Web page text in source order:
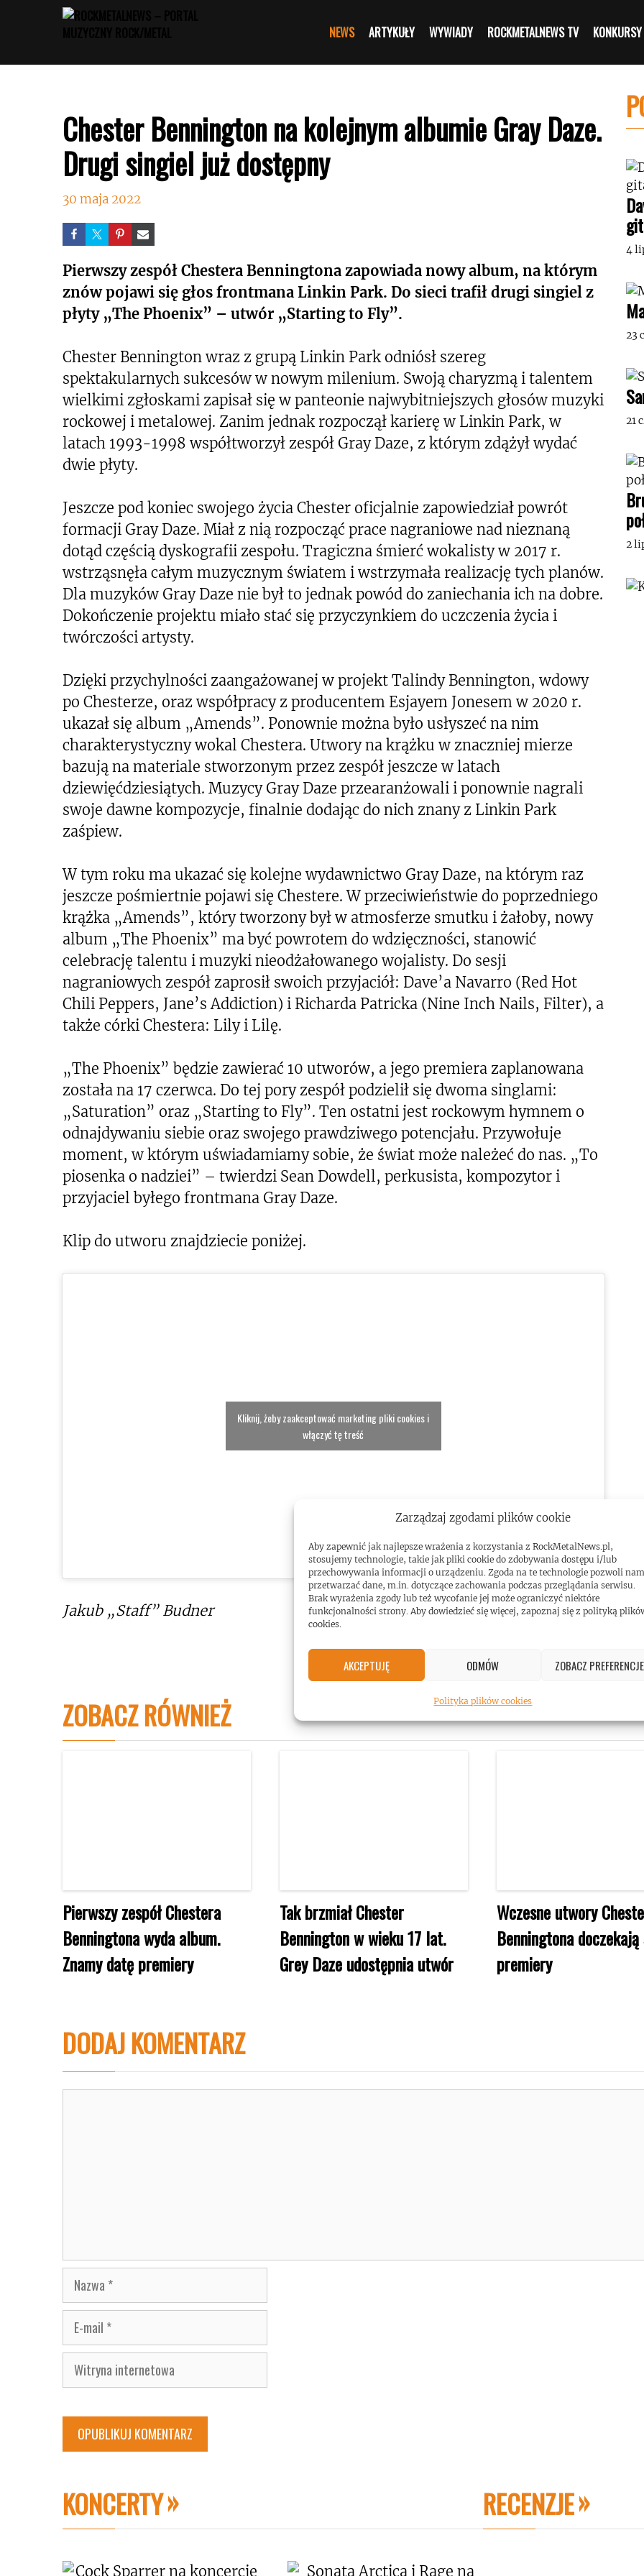
Zarządzaj zgodami plików cookie
Aby zapewnić jak najlepsze wrażenia z korzystania z RockMetalNews.pl,
stosujemy technologie, takie jak pliki cookie do zdobywania dostępu i/lub
przechowywania informacji o urządzeniu. Zgoda na te technologie pozwoli nam
przetwarzać dane, m.in. dotyczące zachowania podczas przeglądania serwisu.
Brak wyrażenia zgody lub też wycofanie jej może ograniczyć niektóre
funkcjonalności strony. Aby dowiedzieć się więcej, zapoznaj się z polityką
cookies.
AKCEPTUJĘ ODMÓW ZOBACZ PREFERENCJE
Polityka plików cookies
NEWS ARTYKUŁY WYWIADY ROCKMETALNEWS TV KONKURSY
Chester Bennington na kolejnym albumie Gray Daze.
Drugi singiel już dostępny
30 maja 2022
Pierwszy zespół Chestera Benningtona zapowiada nowy album, na którym
znów pojawi się głos frontmana Linkin Park. Do sieci trafił drugi singiel z
płyty „The Phoenix” – utwór „Starting to Fly”.
Chester Bennington wraz z grupą Linkin Park odniósł szereg
spektakularnych sukcesów w nowym milenium. Swoją charyzmą i talentem
wielkimi zgłoskami zapisał się w panteonie najwybitniejszych głosów muzyki
rockowej i metalowej. Zanim jednak rozpoczął karierę w Linkin Park, w
latach 1993-1998 współtworzył zespół Gray Daze, z którym zdążył wydać
dwie płyty.
Jeszcze pod koniec swojego życia Chester oficjalnie zapowiedział powrót
formacji Gray Daze. Miał z nią rozpocząć prace nagraniowe nad nieznaną
dotąd częścią dyskografii zespołu. Tragiczna śmierć wokalisty w 2017 r.
wstrząsnęła całym muzycznym światem i wstrzymała realizację tych planów.
Dla muzyków Gray Daze nie był to jednak powód do zaniechania ich na dobre.
Dokończenie projektu miało stać się przyczynkiem do uczczenia życia i
twórczości artysty.
Dzięki przychylności zaangażowanej w projekt Talindy Bennington, wdowy
po Chesterze, oraz współpracy z producentem Esjayem Jonesem w 2020 r.
ukazał się album „Amends”. Ponownie można było usłyszeć na nim
charakterystyczny wokal Chestera. Utwory na krążku w znaczniej mierze
bazują na materiale stworzonym przez zespół jeszcze w latach
dziewięćdziesiątych. Muzycy Gray Daze przearanżowali i ponownie nagrali
swoje dawne kompozycje, finalnie dodając do nich znany z Linkin Park
zaśpiew.
W tym roku ma ukazać się kolejne wydawnictwo Gray Daze, na którym raz
jeszcze pośmiertnie pojawi się Chestere. W przeciwieństwie do poprzedniego
krążka „Amends”, który tworzony był w atmosferze smutku i żałoby, nowy
album „The Phoenix” ma być powrotem do wdzięczności, stanowić
celebrację talentu i muzyki nieodżałowanego wojalisty. Do sesji
nagraniowych zespół zaprosił swoich przyjaciół: Dave’a Navarro (Red Hot
Chili Peppers, Jane’s Addiction) i Richarda Patricka (Nine Inch Nails, Filter), a
także córki Chestera: Lily i Lilę.
„The Phoenix” będzie zawierać 10 utworów, a jego premiera zaplanowana
została na 17 czerwca. Do tej pory zespół podzielił się dwoma singlami:
„Saturation” oraz „Starting to Fly”. Ten ostatni jest rockowym hymnem o
odnajdywaniu siebie oraz swojego prawdziwego potencjału. Przywołuje
moment, w którym uświadamiamy sobie, że świat może należeć do nas. „To
piosenka o nadziei” – twierdzi Sean Dowdell, perkusista, kompozytor i
przyjaciel byłego frontmana Gray Daze.
Klip do utworu znajdziecie poniżej.
Kliknij, żeby zaakceptować marketing pliki cookies i
włączyć tę treść
Jakub „Staff” Budner
4
23
21
2
ZOBACZ RÓWNIEŻ
Pierwszy zespół Chestera
Benningtona wyda album.
Znamy datę premiery
Tak brzmiał Chester
Bennington w wieku 17 lat.
Grey Daze udostępnia utwór
Wczesne utwory
Benningtona
premiery
DODAJ KOMENTARZ
Nazwa
E-
mail
Witryna
internetowa
KONCERTY RECENZJE